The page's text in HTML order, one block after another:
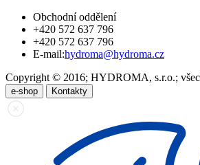
Obchodní oddělení
+420 572 637 796
+420 572 637 796
E-mail:hydroma@hydroma.cz
Copyright © 2016; HYDROMA, s.r.o.;
e-shop Kontakty